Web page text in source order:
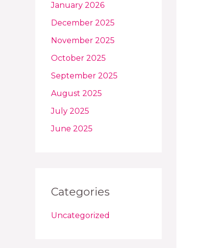
January 2026
December 2025
November 2025
October 2025
September 2025
August 2025
July 2025
June 2025
Categories
Uncategorized